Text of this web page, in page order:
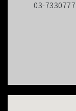
03-7330777